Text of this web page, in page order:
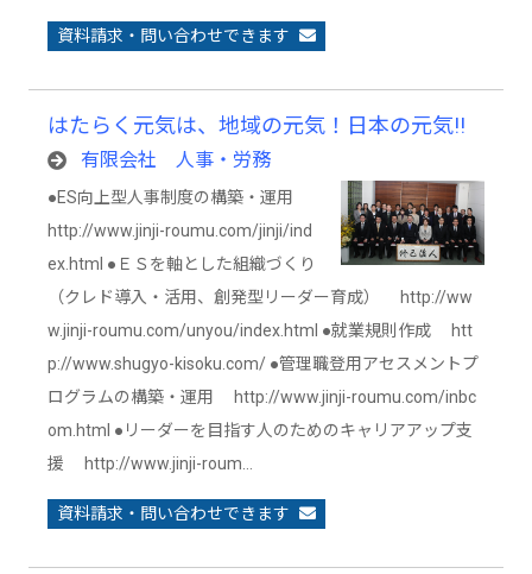
資料請求・問い合わせできます
はたらく元気は、地域の元気！日本の元気!!
有限会社 人事・労務
●ES向上型人事制度の構築・運用
http://www.jinji-roumu.com/jinji/ind
ex.html ●ＥＳを軸とした組織づくり
（クレド導入・活用、創発型リーダー育成） http://ww
w.jinji-roumu.com/unyou/index.html ●就業規則作成 htt
p://www.shugyo-kisoku.com/ ●管理職登用アセスメントプ
ログラムの構築・運用 http://www.jinji-roumu.com/inbc
om.html ●リーダーを目指す人のためのキャリアアップ支
援 http://www.jinji-roum…
資料請求・問い合わせできます